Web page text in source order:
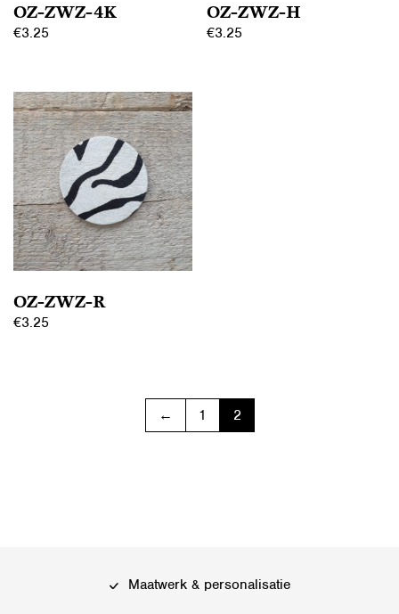
OZ-ZWZ-4K
€3.25
OZ-ZWZ-H
€3.25
OZ-ZWZ-R
€3.25
← 1 2
Maatwerk & personalisatie